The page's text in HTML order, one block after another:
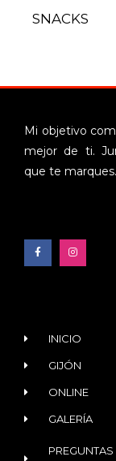
SNACKS
Mi objetivo
mejor de ti.
que te marques.
INICIO
GIJÓN
ONLINE
GALERÍA
PREGUNTAS